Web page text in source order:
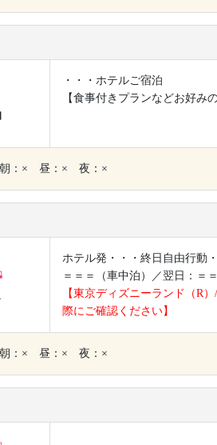
・・・ホテルご宿泊
【食事付きプランなどお好み
：× 昼：× 夜：×
ホテル発・・・終日自由行動
＝＝＝（車中泊）／翌日：＝
【東京ディズニーランド（R
際にご確認ください】
：× 昼：× 夜：×